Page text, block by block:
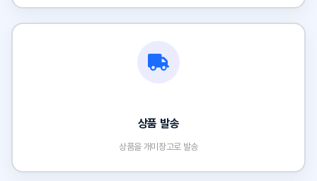
상품 발송
상품을 개미창고로 발송